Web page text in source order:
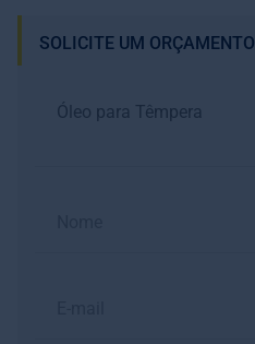
SOLICITE UM ORÇAMENTO